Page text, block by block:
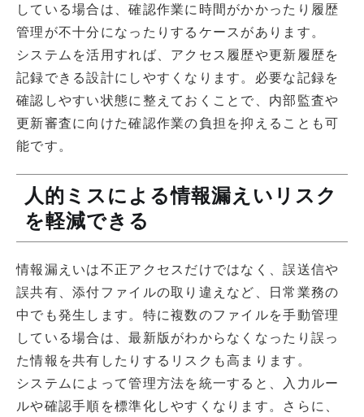
している場合は、確認作業に時間がかかったり履歴
管理が不十分になったりするケースがあります。
システムを活用すれば、アクセス履歴や更新履歴を
記録できる設計にしやすくなります。必要な記録を
確認しやすい状態に整えておくことで、内部監査や
更新審査に向けた確認作業の負担を抑えることも可
能です。
人的ミスによる情報漏えいリスク
を軽減できる
情報漏えいは不正アクセスだけではなく、誤送信や
誤共有、添付ファイルの取り違えなど、日常業務の
中でも発生します。特に複数のファイルを手動管理
している場合は、最新版がわからなくなったり誤っ
た情報を共有したりするリスクも高まります。
システムによって管理方法を統一すると、入力ルー
ルや確認手順を標準化しやすくなります。さらに、